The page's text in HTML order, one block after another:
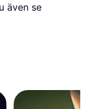
även se